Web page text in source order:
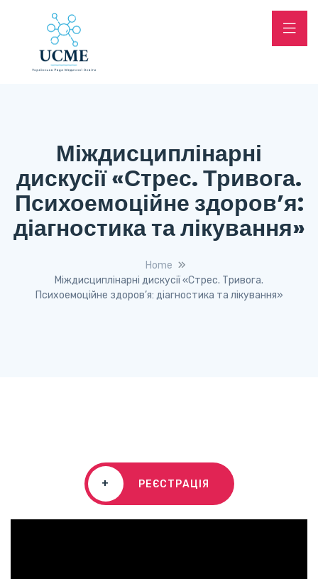
Міждисциплінарні
дискусії «Стрес. Тривога.
Психоемоційне здоров’я:
діагностика та лікування»
Home
Міждисциплінарні дискусії «Стрес. Тривога.
Психоемоційне здоров’я: діагностика та лікування»
+ РЕЄСТРАЦІЯ